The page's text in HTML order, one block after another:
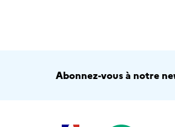
Abonnez-vous à notre